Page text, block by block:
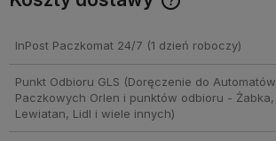
InPost Paczkomat 24/7 (1 dzień roboczy)
Punkt Odbioru GLS (Doręczenie do Automatów
Paczkowych Orlen i punktów odbioru - Żabka,
Lewiatan, Lidl i wiele innych)